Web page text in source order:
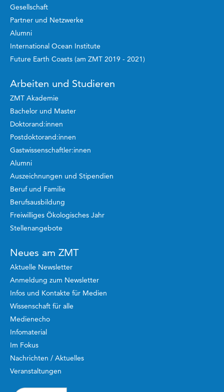
Gesellschaft
Partner und Netzwerke
Alumni
International Ocean Institute
Future Earth Coasts (am ZMT 2019 - 2021)
Arbeiten und Studieren
ZMT Akademie
Bachelor und Master
Doktorand:innen
Postdoktorand:innen
Gastwissenschaftler:innen
Alumni
Auszeichnungen und Stipendien
Beruf und Familie
Berufsausbildung
Freiwilliges Ökologisches Jahr
Stellenangebote
Neues am ZMT
Aktuelle Newsletter
Anmeldung zum Newsletter
Infos und Kontakte für Medien
Wissenschaft für alle
Medienecho
Infomaterial
Im Fokus
Nachrichten / Aktuelles
Veranstaltungen